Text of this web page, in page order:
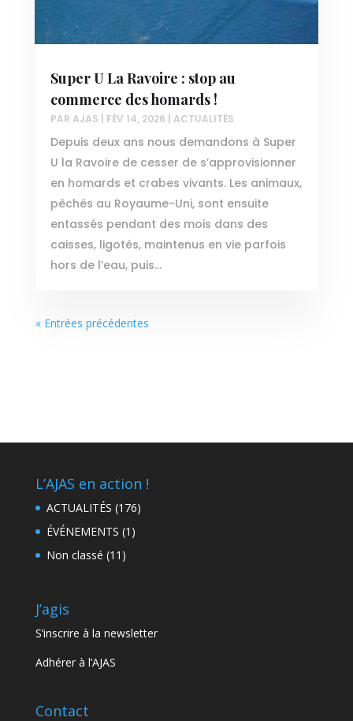
Super U La Ravoire : stop au
commerce des homards !
PAR AJAS FÉV 14, 2026 ACTUALITÉS
Depuis deux ans nous demandons à Super
U la Ravoire de cesser de s’approvisionner
en homards et crabes vivants. Les animaux,
pêchés au Royaume-Uni, sont ensuite
entassés pendant des mois dans des
caisses, ligotés, maintenus en vie parfois
hors de l’eau, puis...
« Entrées précédentes
L’AJAS en action !
ACTUALITÉS (176)
ÉVÉNEMENTS (1)
Non classé (11)
J’agis
S’inscrire à la newsletter
Adhérer à l’AJAS
Contact